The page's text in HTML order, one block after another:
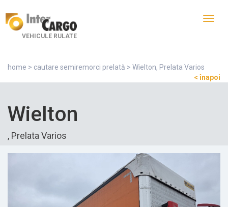
VEHICULE RULATE
home > cautare semiremorci prelată > Wielton, Prelata Varios
< înapoi
Wielton
, Prelata Varios